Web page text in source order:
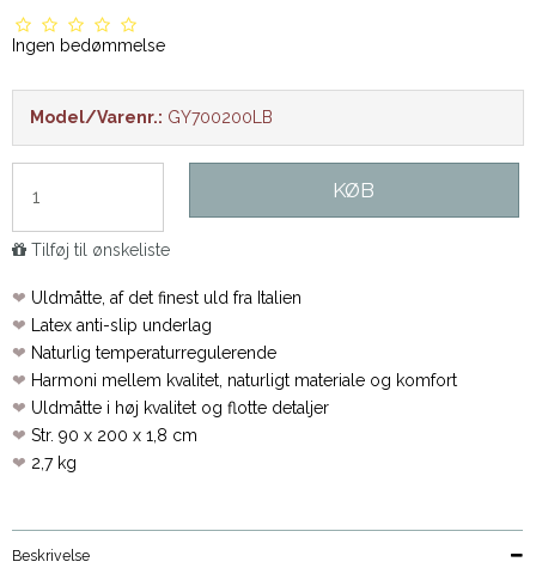
Ingen bedømmelse
Model/Varenr.: GY700200LB
KØB
Tilføj til ønskeliste
❤ Uldmåtte, af det finest uld fra Italien
❤
Latex anti-slip underlag
❤ Naturlig temperaturregulerende
❤ Harmoni mellem kvalitet, naturligt materiale og komfort
❤ Uldmåtte i høj kvalitet og flotte detaljer
❤ Str. 90 x 200 x 1,8 cm
❤ 2,7 kg
Beskrivelse